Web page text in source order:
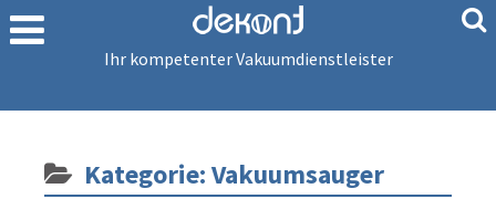
Ihr kompetenter Vakuumdienstleister
Kategorie: Vakuumsauger